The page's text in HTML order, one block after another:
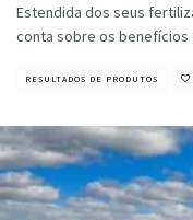
Estendida dos seus
conta sobre os benefícios
RESULTADOS DE PRODUTOS